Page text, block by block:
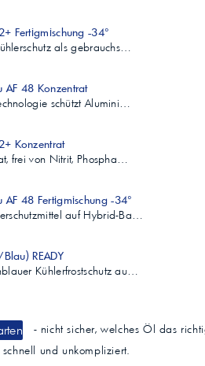
Fertigmischung -34°
als gebrauchs…
AF 48 Konzentrat
schützt Alumini…
Konzentrat
frei von Nitrit, Phospha…
48 Fertigmischung -34°
auf Hybrid-Ba…
READY
Kühlerfrostschutz au…
- nicht sicher, welches Öl das
und unkompliziert.